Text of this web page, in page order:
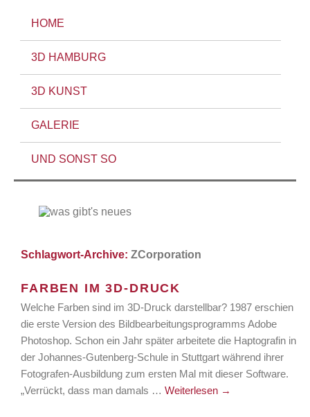
HOME
3D HAMBURG
3D KUNST
GALERIE
UND SONST SO
Schlagwort-Archive:ZCorporation
FARBEN IM 3D-DRUCK
Welche Farben sind im 3D-Druck darstellbar? 1987 erschien
die erste Version des Bildbearbeitungsprogramms Adobe
Photoshop. Schon ein Jahr später arbeitete die Haptografin in
der Johannes-Gutenberg-Schule in Stuttgart während ihrer
Fotografen-Ausbildung zum ersten Mal mit dieser Software.
„Verrückt, dass man damals …Weiterlesen →